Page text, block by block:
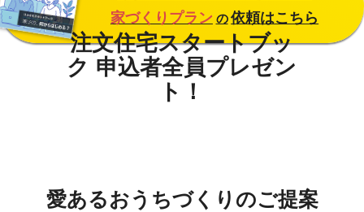
家づくりプラン の 依頼はこちら
愛あるおうちづくりのご提案